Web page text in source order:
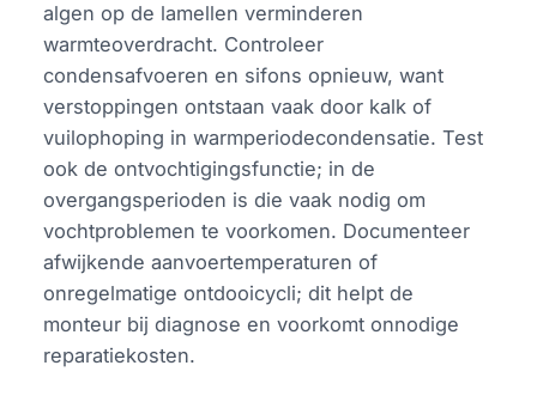
algen op de lamellen verminderen
warmteoverdracht. Controleer
condensafvoeren en sifons opnieuw, want
verstoppingen ontstaan vaak door kalk of
vuilophoping in warmperiodecondensatie. Test
ook de ontvochtigingsfunctie; in de
overgangsperioden is die vaak nodig om
vochtproblemen te voorkomen. Documenteer
afwijkende aanvoertemperaturen of
onregelmatige ontdooicycli; dit helpt de
monteur bij diagnose en voorkomt onnodige
reparatiekosten.